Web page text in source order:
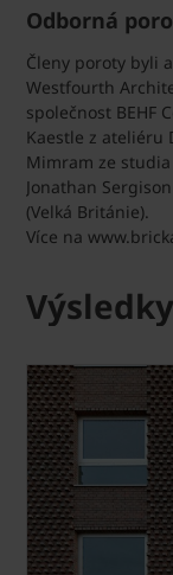
Odborná
Členy poroty byli
Westfourth
společnost BEHF
Kaestle z ateliéru
Mimram ze
Jonathan
(Velká Británie).
Více na